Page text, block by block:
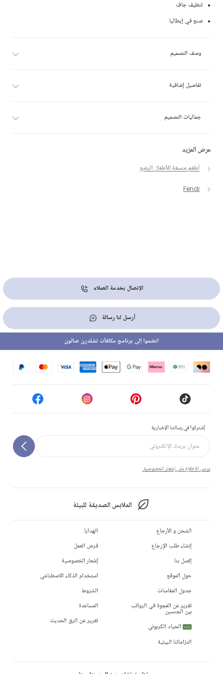
عرض المزيد
أطقم منسقة للأطفال الرضع
Fendi
تنظيف جاف
صنع في إيطاليا
وصف التصميم
تفاصيل إضافية
جماليات التصميم
الإتصال بخدمة العملاء
أرسل لنا رسالة
إشتركوا في رسالتنا الإخبارية
يرجى الاطلاع على إشعار الخصوصية.
الملابس الصديقة للبيئة
انضموا إلى برنامج مكافآت تشلدرن صالون
الشحن و الأرجاع
إنشاء طلب الإرجاع
إتصل بنا
حول الموقع
جدول المقاسات
تقرير عن الفجوة في الرواتب
بين الجنسين
جديد
الحياد الكربوني
التزاماتنا البيئية
الهدايا
فرص العمل
إشعار الخصوصية
استخدام الذكاء الاصطناعي
الشروط
المساعدة
تقرير عن الرق الحديث